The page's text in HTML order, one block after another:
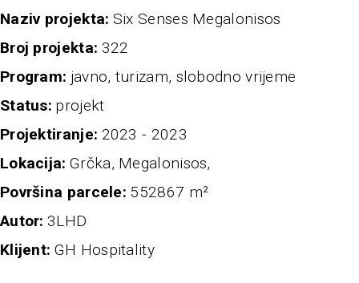
naziv projekta Six Senses Megalonisos
broj projekta 322
program javno, turizam, slobodno vrijeme
status projekt
projektiranje 2023 - 2023
Lokacija Grčka, Megalonisos,
Površina parcele 552867 m²
autor 3LHD
klijent GH Hospitality